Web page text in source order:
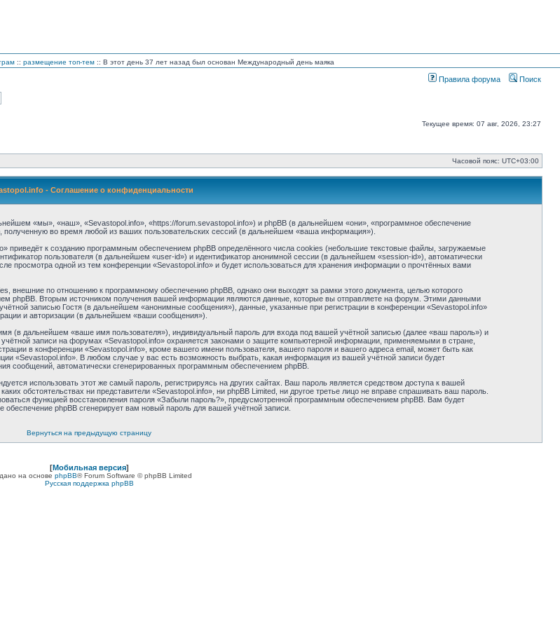
:: размещение топ-тем :: В этот день 37 лет назад был основан Международный день маяка
Правила форума Поиск
Текущее время: 07 авг, 2026, 23:27
Часовой пояс: UTC+03:00
- Соглашение о конфиденциальности
«мы», «наш», «Sevastopol.info», «https://forum.sevastopol.info») и phpBB (в дальнейшем «они», «программное обеспечение
во время любой из ваших пользовательских сессий (в дальнейшем «ваша информация»).
к созданию программным обеспечением phpBB определённого числа cookies (небольшие текстовые файлы, загружаемые
пользователя (в дальнейшем «user-id») и идентификатор анонимной сессии (в дальнейшем «session-id»), автоматически
просмотра одной из тем конференции «Sevastopol.info» и будет использоваться для хранения информации о прочтённых вами
по отношению к программному обеспечению phpBB, однако они выходят за рамки этого документа, целью которого
phpBB. Вторым источником получения вашей информации являются данные, которые вы отправляете на форум. Этими данными
записью Гостя (в дальнейшем «анонимные сообщения»), данные, указанные при регистрации в конференции «Sevastopol.info»
и авторизации (в дальнейшем «ваши сообщения»).
(в дальнейшем «ваше имя пользователя»), индивидуальный пароль для входа под вашей учётной записью (далее «ваш пароль») и
записи на форумах «Sevastopol.info» охраняется законами о защите компьютерной информации, применяемыми в стране,
в конференции «Sevastopol.info», кроме вашего имени пользователя, вашего пароля и вашего адреса email, может быть как
«Sevastopol.info». В любом случае у вас есть возможность выбрать, какая информация из вашей учётной записи будет
сообщений, автоматически сгенерированных программным обеспечением phpBB.
использовать этот же самый пароль, регистрируясь на других сайтах. Ваш пароль является средством доступа к вашей
обстоятельствах ни представители «Sevastopol.info», ни phpBB Limited, ни другое третье лицо не вправе спрашивать ваш пароль.
функцией восстановления пароля «Забыли пароль?», предусмотренной программным обеспечением phpBB. Вам будет
phpBB сгенерирует вам новый пароль для вашей учётной записи.
Вернуться на предыдущую страницу
[Мобильная версия]
на основе phpBB® Forum Software © phpBB Limited
Русская поддержка phpBB